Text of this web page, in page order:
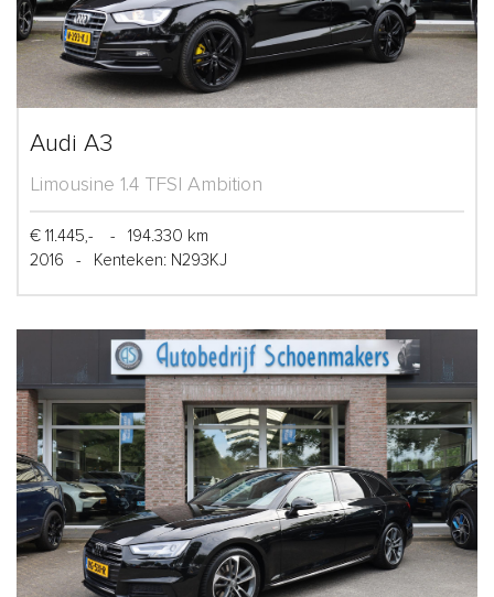
Audi A3
Limousine 1.4 TFSI Ambition
€ 11.445,- -
194.330 km
2016
- Kenteken: N293KJ